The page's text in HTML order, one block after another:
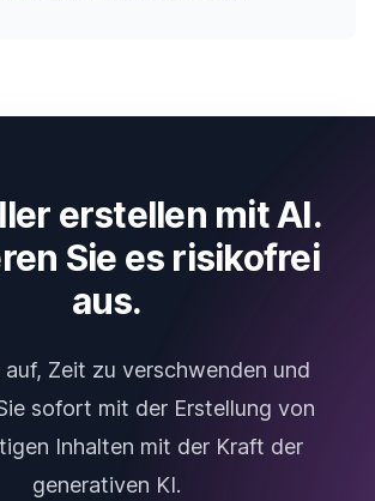
erstellen mit AI.
Sie es risikofrei
aus.
auf, Zeit zu verschwenden und
sofort mit der Erstellung von
Inhalten mit der Kraft der
generativen KI.